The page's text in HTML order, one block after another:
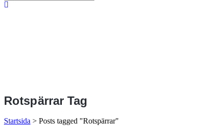
Rotspärrar Tag
Startsida > Posts tagged "Rotspärrar"